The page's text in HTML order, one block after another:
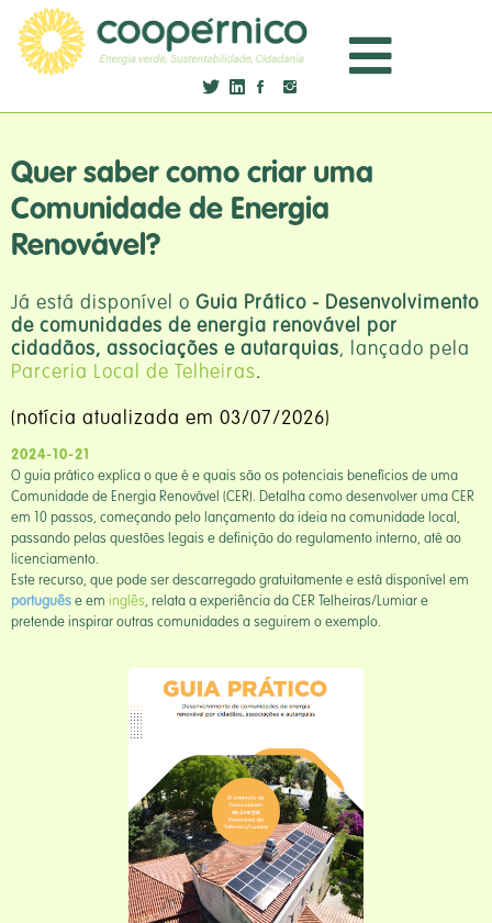
Quer saber como criar uma
Comunidade de Energia
Renovável?
Já está disponível o Guia Prático - Desenvolvimento
de comunidades de energia renovável por
cidadãos, associações e autarquias, lançado pela
Parceria Local de Telheiras.
(notícia atualizada em 03/07/2026)
2024-10-21
O guia prático explica o que é e quais são os potenciais benefícios de uma
Comunidade de Energia Renovável (CER). Detalha como desenvolver uma CER
em 10 passos, começando pelo lançamento da ideia na comunidade local,
passando pelas questões legais e definição do regulamento interno, até ao
licenciamento.
Este recurso, que pode ser descarregado gratuitamente e está disponível em
portuguêse em inglês, relata a experiência da CER Telheiras/Lumiar e
pretende inspirar outras comunidades a seguirem o exemplo.